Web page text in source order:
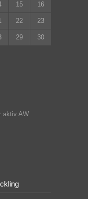
15 16
22 23
29 30
aktiv AW